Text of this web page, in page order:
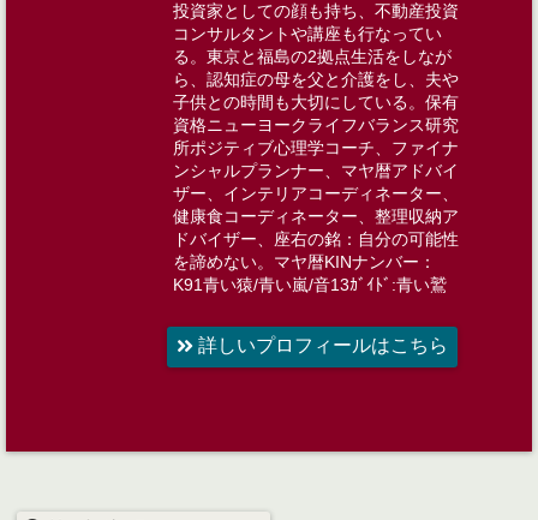
投資家としての顔も持ち、不動産投資
コンサルタントや講座も行なってい
る。東京と福島の2拠点生活をしなが
ら、認知症の母を父と介護をし、夫や
子供との時間も大切にしている。​​保有
資格ニューヨークライフバランス研究
所ポジティブ心理学コーチ、ファイナ
ンシャルプランナー​​、マヤ暦アドバイ
ザー​、インテリアコーディネーター​、
健康食コーディネーター、​​整理収納ア
ドバイザー、​​座右の銘：自分の可能性
を諦めない​。マヤ暦KINナンバー：
K91青い猿/青い嵐/音13ｶﾞｲﾄﾞ:青い鷲
詳しいプロフィールはこちら